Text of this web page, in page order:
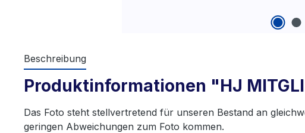
Beschreibung
Produktinformationen "HJ
Das Foto steht stellvertretend für unseren Bestand an
geringen Abweichungen zum Foto kommen.